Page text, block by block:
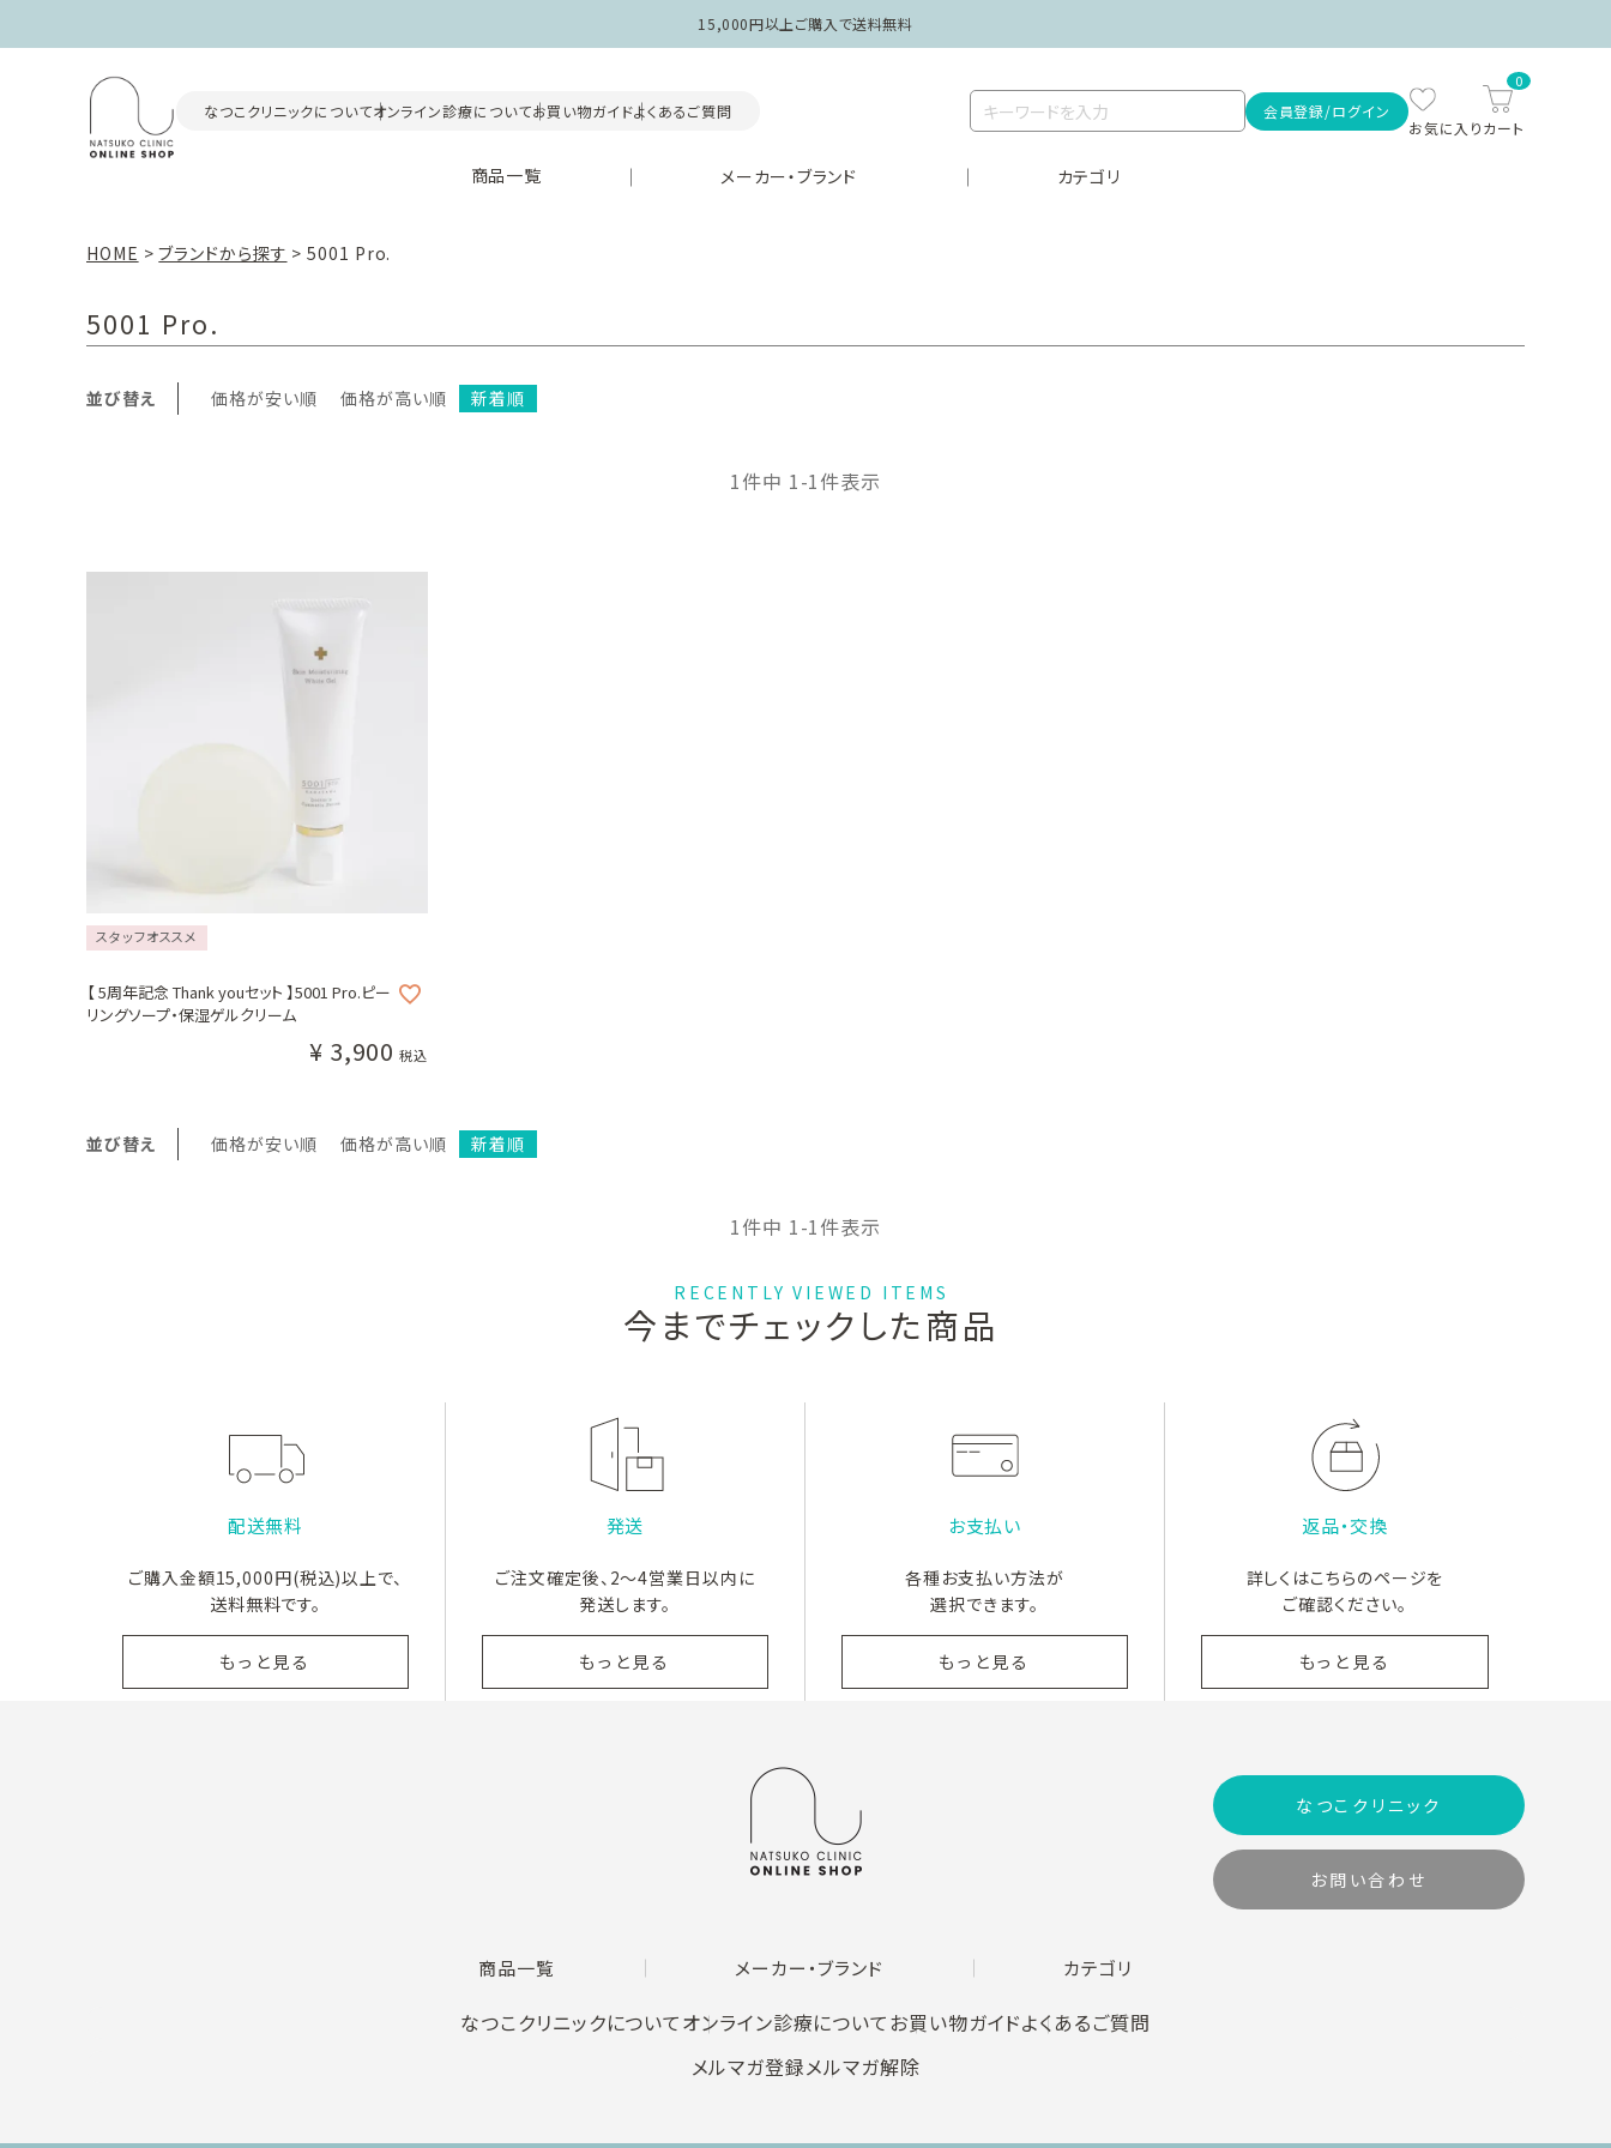
15,000円以上ご購入で送料無料
なつこクリニックについてオンライン診療についてお買い物ガイドよくあるご質問 会員登録/ログイン
0
商品一覧 メーカー・ブランド カテゴリ
HOME ブランドから探す 5001 Pro.
5001 Pro.
並び替え 価格が安い順 価格が高い順 新着順
1件中 1-1件表示
スタッフオススメ
【 5周年記念 Thank youセット 】5001 Pro.ピー
リングソープ・保湿ゲルクリーム
¥ 3,900 税込
並び替え 価格が安い順 価格が高い順 新着順
1件中 1-1件表示
RECENTLY VIEWED ITEMS
今までチェックした商品
配送無料
ご購入金額15,000円(税込)以上で、
送料無料です。
もっと見る
発送
ご注文確定後、2～4営業日以内に
発送します。
もっと見る
お支払い
各種お支払い方法が
選択できます。
もっと見る
返品・交換
詳しくはこちらのページを
ご確認ください。
もっと見る
なつこクリニック
お問い合わせ
商品一覧 メーカー・ブランド カテゴリ
なつこクリニックについてオンライン診療についてお買い物ガイドよくあるご質問
メルマガ登録メルマガ解除